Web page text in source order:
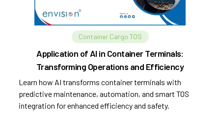
Container Cargo TOS
Application of AI in Container Terminals:
Transforming Operations and Efficiency
Learn how AI transforms container terminals with
predictive maintenance, automation, and smart TOS
integration for enhanced efficiency and safety.